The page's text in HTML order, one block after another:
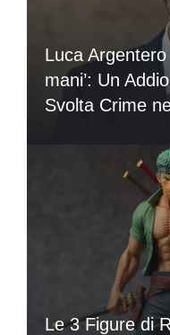
Luca
mani’: Un
Svolta Crime
Le 3 Figure di